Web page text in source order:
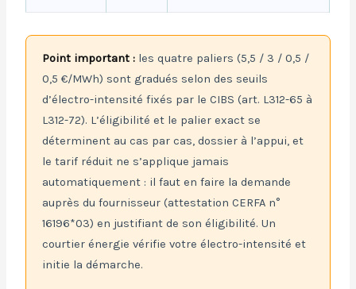
Point important : les quatre paliers (5,5 / 3 / 0,5 /
0,5 €/MWh) sont gradués selon des seuils
d’électro-intensité fixés par le CIBS (art. L312-65 à
L312-72). L’éligibilité et le palier exact se
déterminent au cas par cas, dossier à l’appui, et
le tarif réduit ne s’applique jamais
automatiquement : il faut en faire la demande
auprès du fournisseur (attestation CERFA n°
16196*03) en justifiant de son éligibilité. Un
courtier énergie vérifie votre électro-intensité et
initie la démarche.